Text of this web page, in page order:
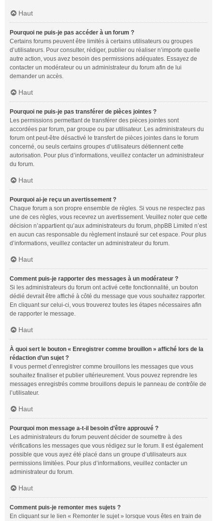
Haut
Pourquoi ne puis-je pas accéder à un forum ?
Certains forums peuvent être limités à certains utilisateurs ou groupes
d’utilisateurs. Pour consulter, rédiger, publier ou réaliser n’importe quelle
autre action, vous avez besoin des permissions adéquates. Essayez de
contacter un modérateur ou un administrateur du forum afin de lui
demander un accès.
Haut
Pourquoi ne puis-je pas transférer de pièces jointes ?
Les permissions permettant de transférer des pièces jointes sont
accordées par forum, par groupe ou par utilisateur. Les administrateurs du
forum ont peut-être désactivé le transfert de pièces jointes dans le forum
concerné, ou seuls certains groupes d’utilisateurs détiennent cette
autorisation. Pour plus d’informations, veuillez contacter un administrateur
du forum.
Haut
Pourquoi ai-je reçu un avertissement ?
Chaque forum a son propre ensemble de règles. Si vous ne respectez pas
une de ces règles, vous recevrez un avertissement. Veuillez noter que cette
décision n’appartient qu’aux administrateurs du forum, phpBB Limited n’est
en aucun cas responsable du règlement instauré sur cet espace. Pour plus
d’informations, veuillez contacter un administrateur du forum.
Haut
Comment puis-je rapporter des messages à un modérateur ?
Si les administrateurs du forum ont activé cette fonctionnalité, un bouton
dédié devrait être affiché à côté du message que vous souhaitez rapporter.
En cliquant sur celui-ci, vous trouverez toutes les étapes nécessaires afin
de rapporter le message.
Haut
À quoi sert le bouton « Enregistrer comme brouillon » affiché lors de la
rédaction d’un sujet ?
Il vous permet d’enregistrer comme brouillons les messages que vous
souhaitez finaliser et publier ultérieurement. Vous pouvez reprendre les
messages enregistrés comme brouillons depuis le panneau de contrôle de
l’utilisateur.
Haut
Pourquoi mon message a-t-il besoin d’être approuvé ?
Les administrateurs du forum peuvent décider de soumettre à des
vérifications les messages que vous rédigez sur le forum. Il est également
possible que vous ayez été placé dans un groupe d’utilisateurs aux
permissions limitées. Pour plus d’informations, veuillez contacter un
administrateur du forum.
Haut
Comment puis-je remonter mes sujets ?
En cliquant sur le lien « Remonter le sujet » lorsque vous êtes en train de